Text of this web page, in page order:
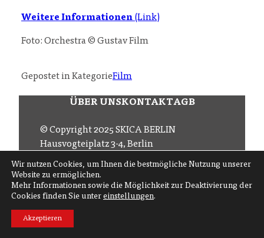
Weitere Informationen (Link)
Foto: Orchestra © Gustav Film
Gepostet in KategorieFilm
Wir nutzen Cookies, um Ihnen die bestmögliche Nutzung unserer
Website zu ermöglichen.
Mehr Informationen sowie die Möglichkeit zur Deaktivierung der
Cookies finden Sie unter einstellungen.
Akzeptieren
ÜBER UNSKONTAKTAGB
© Copyright 2025 SKICA BERLIN
Hausvogteiplatz 3-4, Berlin
Email
office (at) skica.de
Tel+49 30 206 145 57
Folgen Sie uns auf